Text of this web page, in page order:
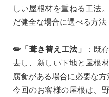
しい屋根材を重ねる工法
だ健全な場合に選べる方法
✏️「葺き替え工法」
：既
去し、新しい下地と屋根
腐食がある場合に必要な方
今回のお客様の屋根は、